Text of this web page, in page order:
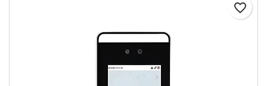
favorite_border